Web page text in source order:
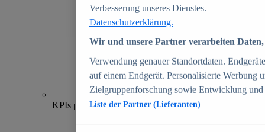
70+
KPIs pro Shop
Verbesserung unseres Dienstes.
Datenschutzerklärung.
Wir und unsere Partner verarbeiten
Verwendung genauer Standortdaten.
auf einem Endgerät. Personalisierte Werbung
Zielgruppenforschung sowie Entwicklung
Liste der Partner (Lieferanten)